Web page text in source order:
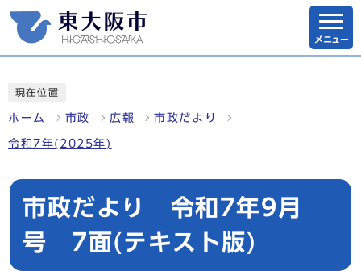
メニュー
現在位置
ホーム 市政 広報 市政だより
令和7年(2025年)
市政だより 令和7年9月
号 7面(テキスト版)